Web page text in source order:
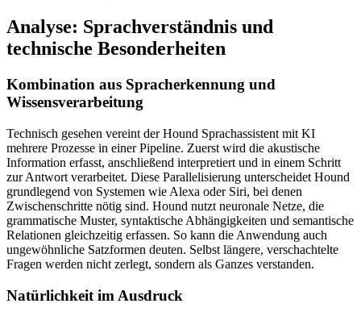
Analyse: Sprachverständnis und
technische Besonderheiten
Kombination aus Spracherkennung und
Wissensverarbeitung
Technisch gesehen vereint der Hound Sprachassistent mit KI
mehrere Prozesse in einer Pipeline. Zuerst wird die akustische
Information erfasst, anschließend interpretiert und in einem Schritt
zur Antwort verarbeitet. Diese Parallelisierung unterscheidet Hound
grundlegend von Systemen wie Alexa oder Siri, bei denen
Zwischenschritte nötig sind. Hound nutzt neuronale Netze, die
grammatische Muster, syntaktische Abhängigkeiten und semantische
Relationen gleichzeitig erfassen. So kann die Anwendung auch
ungewöhnliche Satzformen deuten. Selbst längere, verschachtelte
Fragen werden nicht zerlegt, sondern als Ganzes verstanden.
Natürlichkeit im Ausdruck